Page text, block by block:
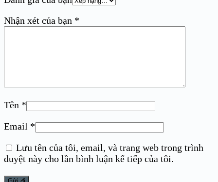
Nhận xét của bạn *
Tên *
Email *
Lưu tên của tôi, email, và trang web trong trình
duyệt này cho lần bình luận kế tiếp của tôi.